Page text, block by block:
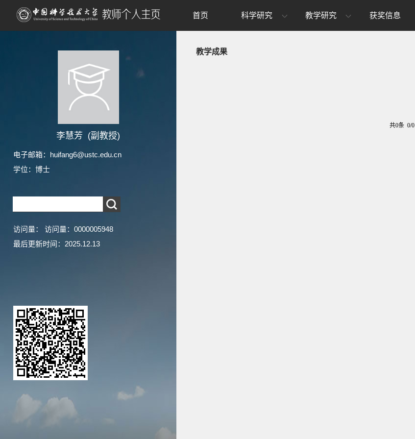
李慧芳 (副教授)
电子邮箱： huifang6@ustc.edu.cn
学位：博士
访问量： 访问量： 0000005948
最后更新时间： 2025.12.13
首页 科学研究 教学研究 获奖信息
教学成果
共0条 0/0